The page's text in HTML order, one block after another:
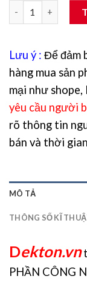
Máy Cắt Nhôm
Lưu ý : Để đảm
hàng mua sản
mại như
yêu cầu người
rõ thông tin
bán và thời
MÔ TẢ
THÔNG SỐ KĨ
Dekton.vn
PHẦN CÔNG